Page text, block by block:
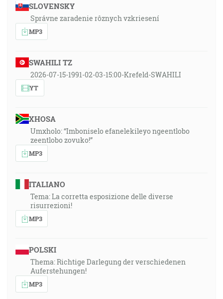
SLOVENSKY
Správne zaradenie rôznych vzkriesení
MP3
SWAHILI TZ
2026-07-15-1991-02-03-15:00-Krefeld-SWAHILI
YT
XHOSA
Umxholo: “Imboniselo efanelekileyo ngeentlobo
zeentlobo zovuko!”
MP3
ITALIANO
Tema: La corretta esposizione delle diverse
risurrezioni!
MP3
POLSKI
Thema: Richtige Darlegung der verschiedenen
Auferstehungen!
MP3